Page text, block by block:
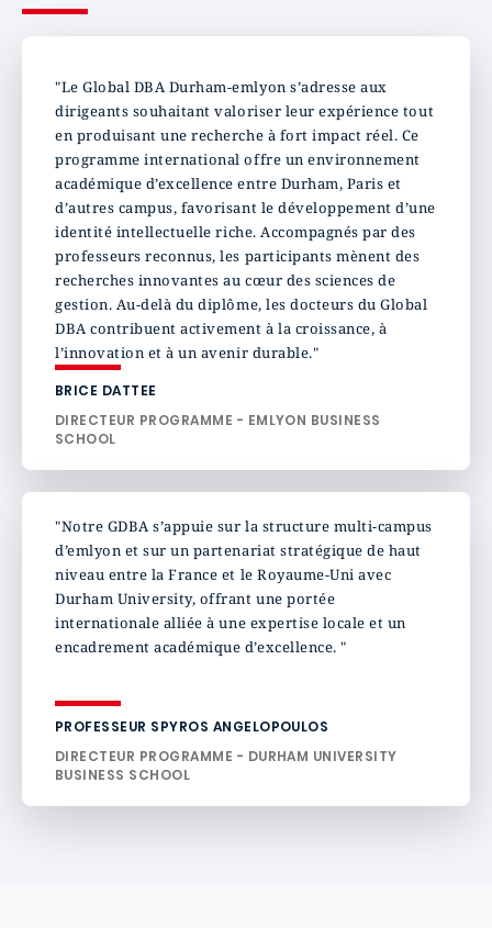
"Le Global DBA Durham-emlyon s’adresse aux
dirigeants souhaitant valoriser leur expérience tout
en produisant une recherche à fort impact réel. Ce
programme international offre un environnement
académique d’excellence entre Durham, Paris et
d’autres campus, favorisant le développement d’une
identité intellectuelle riche. Accompagnés par des
professeurs reconnus, les participants mènent des
recherches innovantes au cœur des sciences de
gestion. Au-delà du diplôme, les docteurs du Global
DBA contribuent activement à la croissance, à
l’innovation et à un avenir durable."
BRICE DATTEE
DIRECTEUR PROGRAMME - EMLYON BUSINESS
SCHOOL
"Notre GDBA s’appuie sur la structure multi-campus
d’emlyon et sur un partenariat stratégique de haut
niveau entre la France et le Royaume-Uni avec
Durham University, offrant une portée
internationale alliée à une expertise locale et un
encadrement académique d’excellence. "
PROFESSEUR SPYROS ANGELOPOULOS
DIRECTEUR PROGRAMME - DURHAM UNIVERSITY
BUSINESS SCHOOL